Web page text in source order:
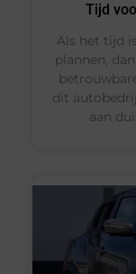
Tijd
Als het tijd
plannen,
dit
aan